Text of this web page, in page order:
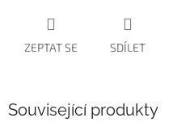
ZEPTAT SE SDÍLET
Související produkty